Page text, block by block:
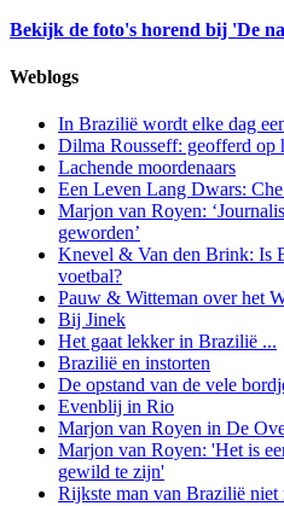
Bekijk de foto's horend bij 'De
Weblogs
In Brazilië wordt elke dag
Dilma Rousseff: geofferd op
Lachende moordenaars
Een Leven Lang Dwars:
Marjon van Royen:
geworden’
Knevel & Van den Brink: Is
voetbal?
Pauw & Witteman over het
Bij Jinek
Het gaat lekker in Brazilië ...
Brazilië en instorten
De opstand van de vele
Evenblij in Rio
Marjon van Royen in De
Marjon van Royen: 'Het is
gewild te zijn'
Rijkste man van Brazilië niet